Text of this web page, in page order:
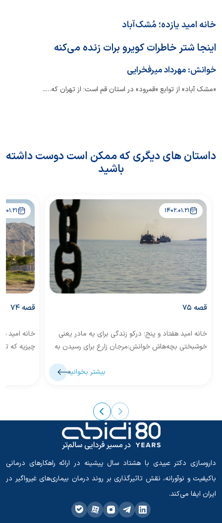
خانه امید یازده؛ مُشک‌آباد
اینجا شتر خاطرات کویرو برات زنده می‌کنه
خوانش:مهرداد میرفخرایی
«مشک آباد» از توابع «قمرود» در استان قم است؛ از تهران که…..
داستان های دیگری که ممکن است دوست داشته
باشید
1402.01.21
قصه 75
خانه امید هفتاد و پنج؛ درکو زندگی برای یه مادر یعنی
خوشبختی بچه‌هاش خوانش:مرجان زارع برای رسیدن به
بیشتر بخوانید
قصه 74
خانه امید
چیزیه که
داروسازی دکتر عبیدی با هشتاد سال پیشینه در ارائه راهکارهای درمانی
باکیفیت و نوآورانه، نقش تاثیرگذاری بر روند درمان بیماری‌های غیرواگیر در
ایران ایفا می‌کند.